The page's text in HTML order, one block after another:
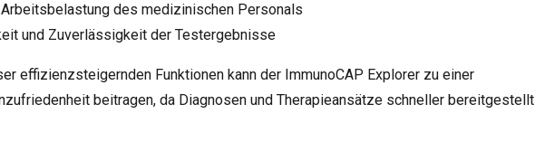
des medizinischen Personals
und Zuverlässigkeit der Testergebnisse
effizienzsteigernden Funktionen kann der ImmunoCAP Explorer zu einer
beitragen, da Diagnosen und Therapieansätze schneller bereitgestellt